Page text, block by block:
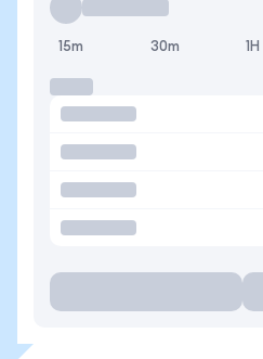
15m 30m 1H